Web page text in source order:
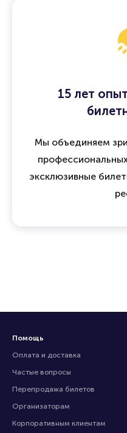
15 лет
Мы объединяем
эксклюзивные
Помощь
Оплата и доставка
Частые вопросы
Перепродажа билетов
Организаторам
Корпоративным клиентам